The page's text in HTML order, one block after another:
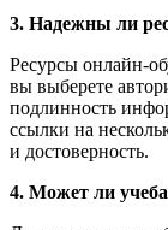
3. Надежны ли
Ресурсы онлайн-
вы выберете
подлинность
ссылки на
и достоверность.
4. Может ли